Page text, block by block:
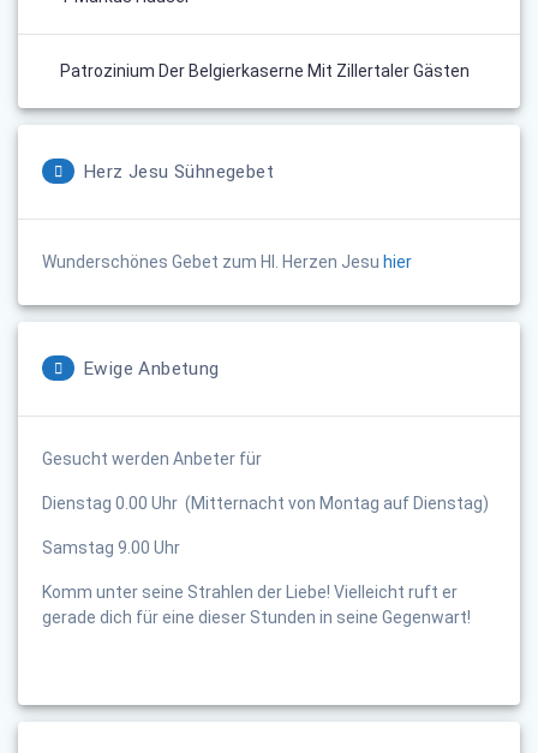
Patrozinium Der Belgierkaserne Mit Zillertaler Gästen
Herz Jesu Sühnegebet
Wunderschönes Gebet zum Hl. Herzen Jesu hier
Ewige Anbetung
Gesucht werden Anbeter für
Dienstag 0.00 Uhr (Mitternacht von Montag auf Dienstag)
Samstag 9.00 Uhr
Komm unter seine Strahlen der Liebe! Vielleicht ruft er
gerade dich für eine dieser Stunden in seine Gegenwart!